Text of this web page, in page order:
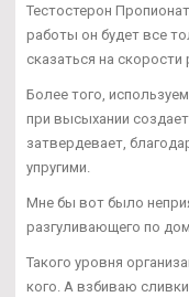
Тестостерон
работы он будет все
сказаться на
Более того,
при высыхании
затвердевает,
упругими.
Мне бы вот было
разгуливающего по
Такого уровня
кого. А взбиваю